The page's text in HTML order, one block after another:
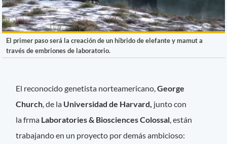
El primer paso será la creación de un híbrido de elefante y mamut a
través de embriones de laboratorio.
El reconocido genetista norteamericano,George
Church , de la Universidad de Harvard, junto con
la frma Laboratories & BiosciencesColossal , están
trabajando en un proyecto por demás ambicioso: